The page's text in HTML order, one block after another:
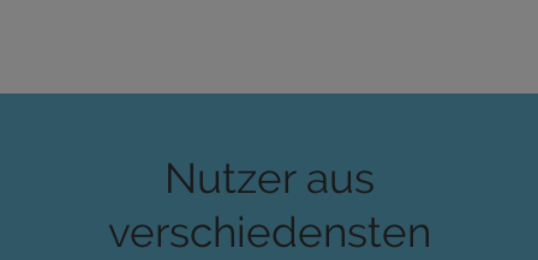
Nutzer aus
verschiedensten